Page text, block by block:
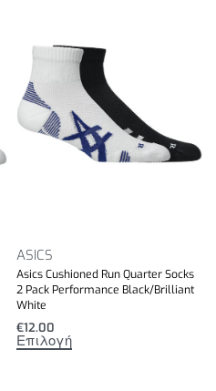
ASICS
Asics Cushioned Run Quarter Socks
2 Pack Performance Black/Brilliant
White
€12.00
Επιλογή